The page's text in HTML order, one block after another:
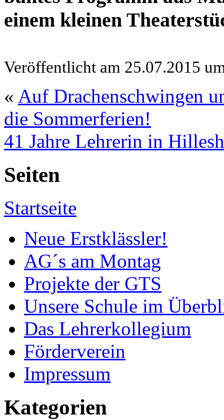
einem kleinen
Veröffentlicht am 25.07.2015
« Auf Drachenschwingen
die Sommerferien!
41 Jahre Lehrerin in
Seiten
Startseite
Neue Erstklässler!
AG´s am Montag
Projekte der GTS
Unsere Schule im
Das Lehrerkollegium
Förderverein
Impressum
Kategorien